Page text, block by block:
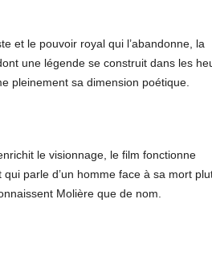
et le pouvoir royal qui l’abandonne, la
une légende se construit dans les
pleinement sa dimension poétique.
le visionnage, le film fonctionne
parle d’un homme face à sa mort
Molière que de nom.